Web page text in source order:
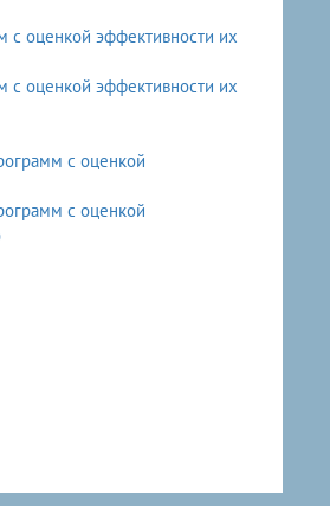
оценкой эффективности их
оценкой эффективности их
с оценкой
с оценкой